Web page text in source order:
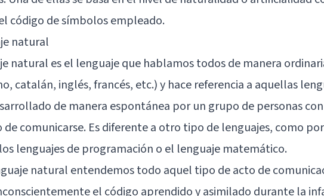
código de símbolos empleado.
natural
natural es el lenguaje que hablamos todos de manera
catalán, inglés, francés, etc.) y hace referencia a aquellas
de manera espontánea por un grupo de personas con
comunicarse. Es diferente a otro tipo de lenguajes, como por
lenguajes de programación o el lenguaje matemático.
natural entendemos todo aquel tipo de acto de
el código aprendido y asimilado durante la